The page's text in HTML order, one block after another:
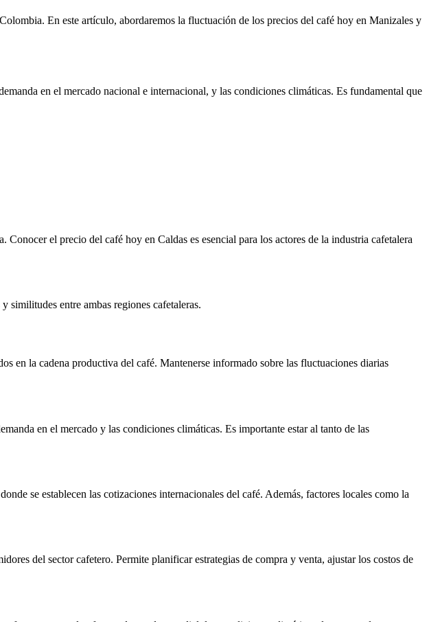
En este artículo, abordaremos la fluctuación de los precios del café hoy en Manizales y
en el mercado nacional e internacional, y las condiciones climáticas. Es fundamental que
el precio del café hoy en Caldas es esencial para los actores de la industria cafetalera
similitudes entre ambas regiones cafetaleras.
en la cadena productiva del café. Mantenerse informado sobre las fluctuaciones diarias
en el mercado y las condiciones climáticas. Es importante estar al tanto de las
se establecen las cotizaciones internacionales del café. Además, factores locales como la
del sector cafetero. Permite planificar estrategias de compra y venta, ajustar los costos de